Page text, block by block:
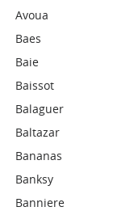
Avoua
Baes
Baie
Baissot
Balaguer
Baltazar
Bananas
Banksy
Banniere